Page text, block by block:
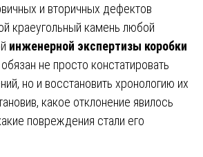
и вторичных дефектов
краеугольный камень любой
инженерной экспертизы коробки
обязан не просто констатировать
но и восстановить хронологию их
какое отклонение явилось
повреждения стали его